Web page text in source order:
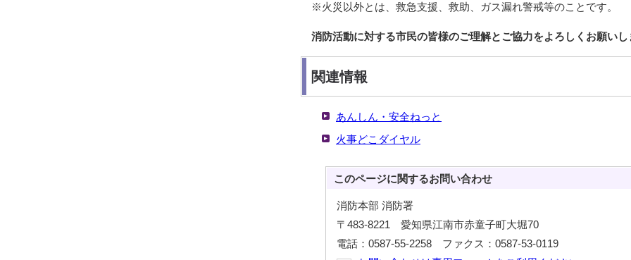
※火災以外とは、救急支援、救助、ガス漏れ警戒等のことです。
消防活動に対する市民の皆様のご理解とご協力をよろしくお願いし
関連情報
あんしん・安全ねっと
火事どこダイヤル
このページに関するお問い合わせ
消防本部 消防署
〒483-8221 愛知県江南市赤童子町大堀70
電話：0587-55-2258 ファクス：0587-53-0119